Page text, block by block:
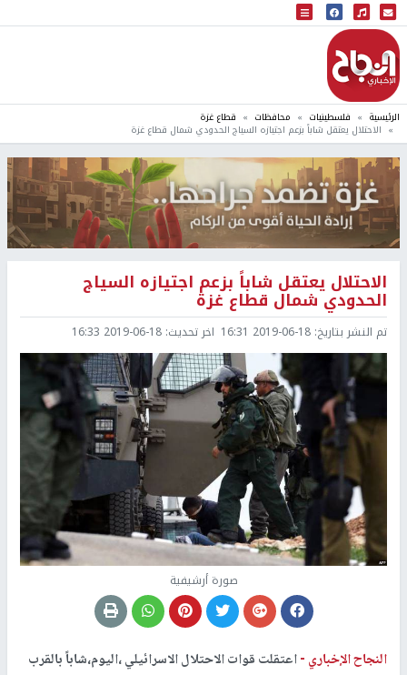
البث المباشر
إذاعة النجاح
الرئيسية فلسطينيات محافظات قطاع غزة
الاحتلال يعتقل شاباً بزعم اجتيازه السياج الحدودي شمال قطاع غزة
الاحتلال يعتقل شاباً بزعم اجتيازه السياج
الحدودي شمال قطاع غزة
تم النشر بتاريخ: 2019-06-18 16:31 اخر تحديث: 2019-06-18 16:33
صورة أرشيفية
النجاح الإخباري -اعتقلت قوات الاحتلال الاسرائيلي ،اليوم،شاباً بالقرب